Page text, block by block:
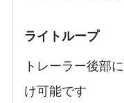
ライトループ
トレーラー後部
け可能です